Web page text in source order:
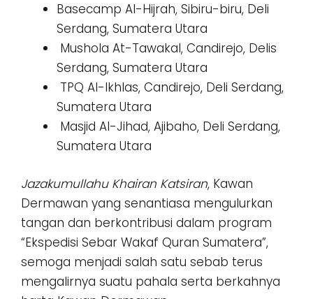
Basecamp Al-Hijrah, Sibiru-biru, Deli
Serdang, Sumatera Utara
Mushola At-Tawakal, Candirejo, Delis
Serdang, Sumatera Utara
TPQ Al-Ikhlas, Candirejo, Deli Serdang,
Sumatera Utara
Masjid Al-Jihad, Ajibaho, Deli Serdang,
Sumatera Utara
Jazakumullahu Khairan Katsiran, Kawan
Dermawan yang senantiasa mengulurkan
tangan dan berkontribusi dalam program
“Ekspedisi Sebar Wakaf Quran Sumatera”,
semoga menjadi salah satu sebab terus
mengalirnya suatu pahala serta berkahnya